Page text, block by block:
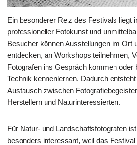
Ein besonderer Reiz des Festivals liegt
professioneller Fotokunst und
Besucher können Ausstellungen im Ort
entdecken, an Workshops teilnehmen,
Fotografen ins Gespräch kommen oder
Technik kennenlernen. Dadurch
Austausch zwischen
Herstellern und Naturinteressierten.
Für Natur- und Landschaftsfotografen
besonders interessant, weil das